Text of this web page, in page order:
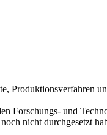
Produktionsverfahren
Forschungs- und
nicht durchgesetzt